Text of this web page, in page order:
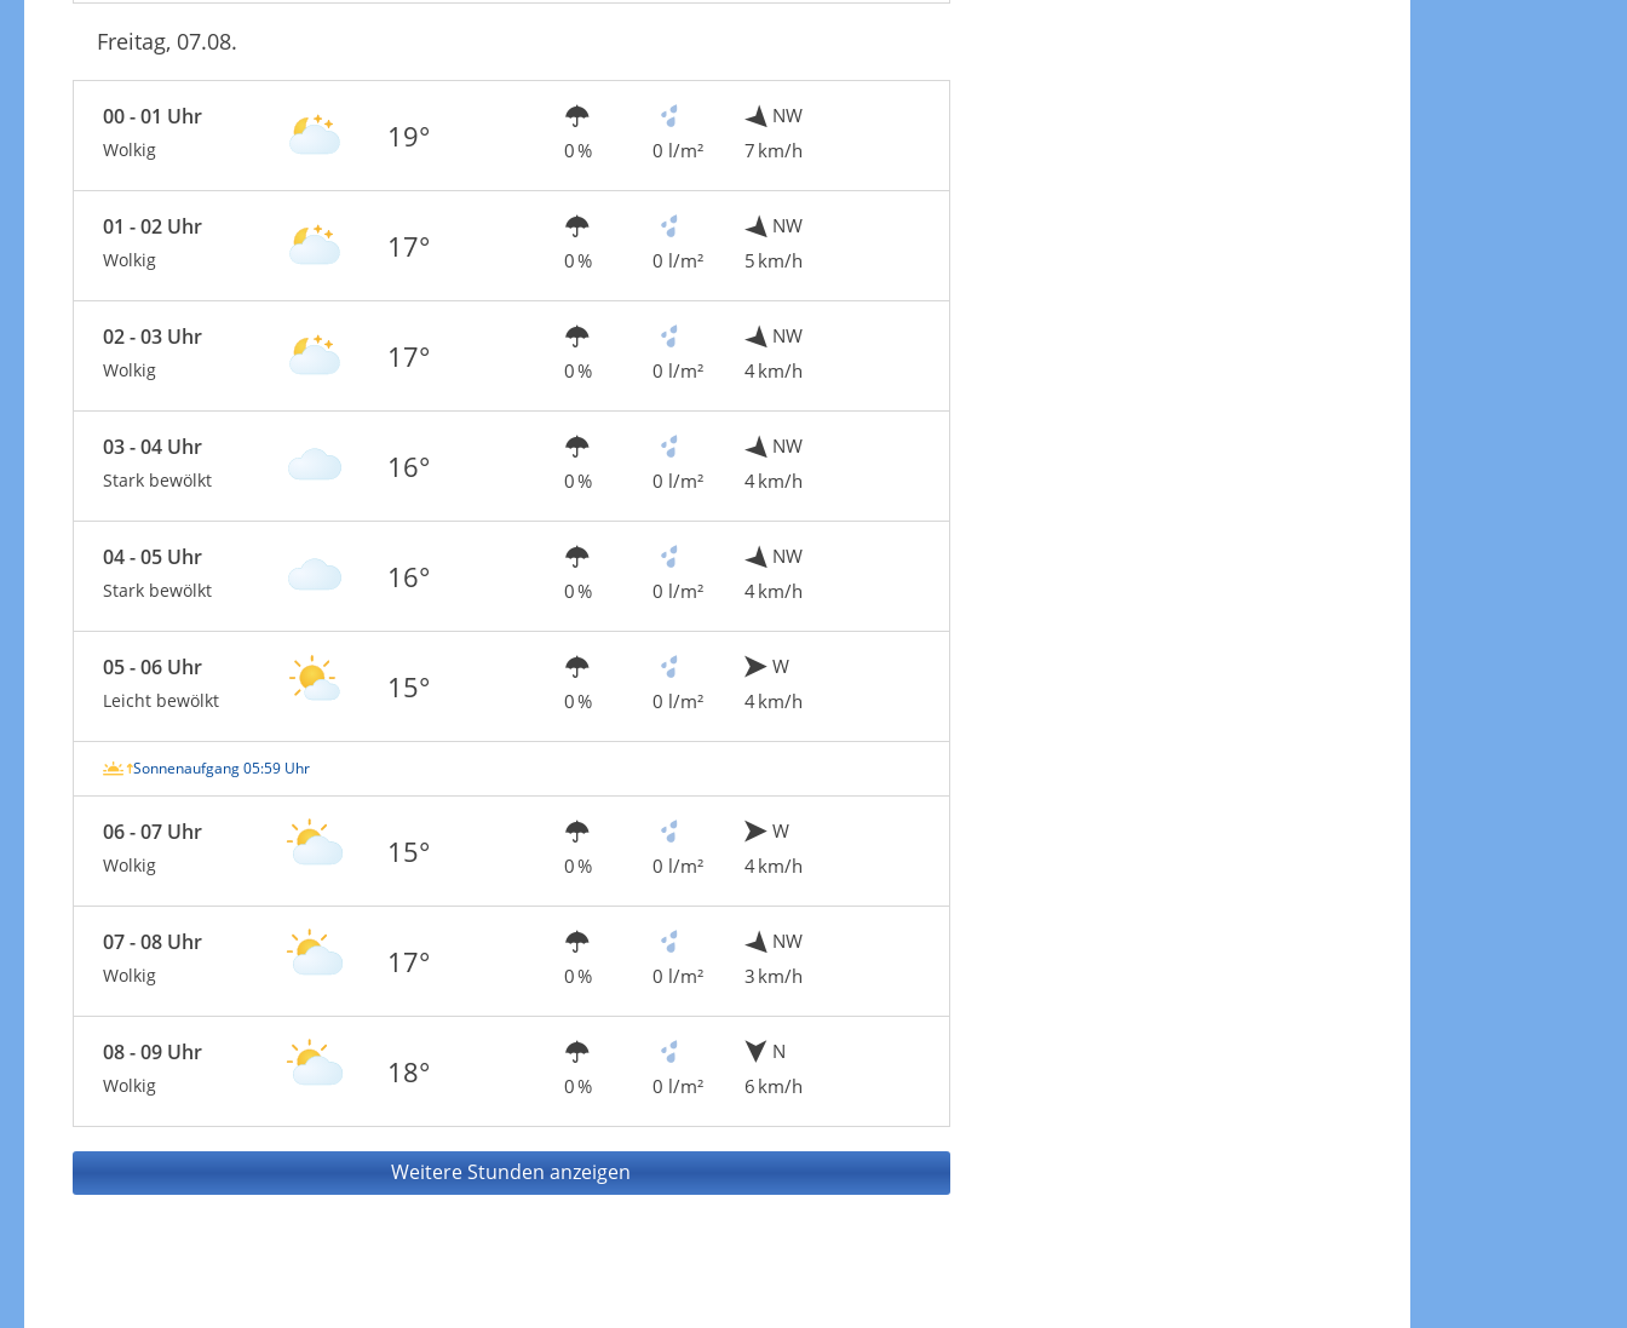
Freitag, 07.08.
00 - 01 Uhr
Wolkig 19° 0 % 0 l/m²
NW
7 km/h
01 - 02 Uhr
Wolkig 17° 0 % 0 l/m²
NW
5 km/h
02 - 03 Uhr
Wolkig 17° 0 % 0 l/m²
NW
4 km/h
03 - 04 Uhr
Stark bewölkt 16° 0 % 0 l/m²
NW
4 km/h
04 - 05 Uhr
Stark bewölkt 16° 0 % 0 l/m²
NW
4 km/h
05 - 06 Uhr
Leicht bewölkt 15° 0 % 0 l/m²
W
4 km/h
Sonnenaufgang 05:59 Uhr
06 - 07 Uhr
Wolkig 15° 0 % 0 l/m²
W
4 km/h
07 - 08 Uhr
Wolkig 17° 0 % 0 l/m²
NW
3 km/h
08 - 09 Uhr
Wolkig 18° 0 % 0 l/m²
N
6 km/h
Weitere Stunden anzeigen